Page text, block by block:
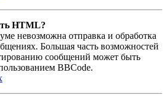
HTML?
невозможна отправка и обработка
Большая часть возможностей
сообщений может быть
BBCode.